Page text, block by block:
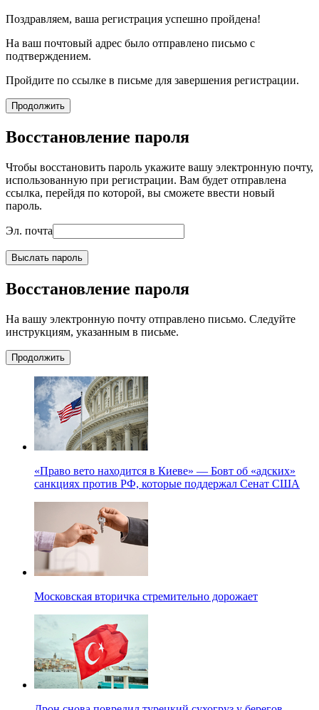
Поздравляем, ваша регистрация успешно пройдена!
На ваш почтовый адрес было отправлено письмо с
подтверждением.
Пройдите по ссылке в письме для завершения регистрации.
Продолжить
Восстановление пароля
Чтобы восстановить пароль укажите вашу электронную почту,
использованную при регистрации. Вам будет отправлена
ссылка, перейдя по которой, вы сможете ввести новый
пароль.
Эл. почта
Выслать пароль
Восстановление пароля
На вашу электронную почту отправлено письмо. Следуйте
инструкциям, указанным в письме.
Продолжить
«Право вето находится в Киеве» — Бовт об «адских»
санкциях против РФ, которые поддержал Сенат США
Московская вторичка стремительно дорожает